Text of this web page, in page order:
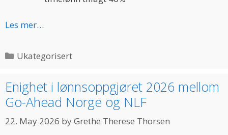
Les mer…
Categories
Ukategorisert
Enighet i lønnsoppgjøret 2026 mellom
Go-Ahead Norge og NLF
22. May 2026 byGrethe Therese Thorsen